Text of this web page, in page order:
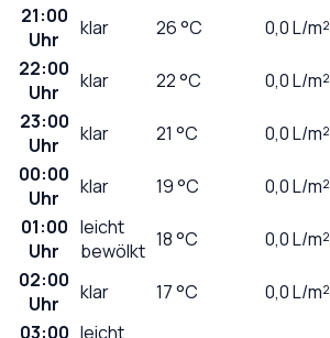
21:00
Uhr
klar 26°C 0,0L/m²
22:00
Uhr
klar 22°C 0,0L/m²
23:00
Uhr
klar 21 °C 0,0L/m²
00:00
Uhr
klar 19°C 0,0L/m²
01:00
Uhr
leicht
bewölkt 18°C 0,0L/m²
02:00
Uhr
klar 17°C 0,0L/m²
03:00 leicht